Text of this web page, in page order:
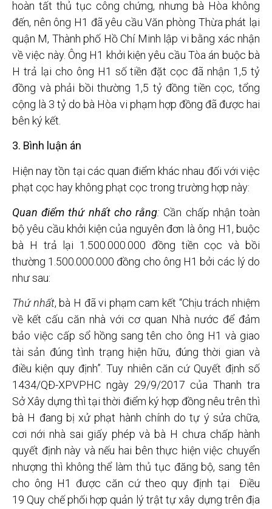
hoàn tất thủ tục công chứng, nhưng bà Hòa không
đến, nên ông H1 đã yêu cầu Văn phòng Thừa phát lại
quận M, Thành phố Hồ Chí Minh lập vi bằng xác nhận
về việc này. Ông H1 khởi kiện yêu cầu Tòa án buộc bà
H trả lại cho ông H1 số tiền đặt cọc đã nhận 1,5 tỷ
đồng và phải bồi thường 1,5 tỷ đồng tiền cọc, tổng
cộng là 3 tỷ do bà Hòa vi phạm hợp đồng đã được hai
bên ký kết.
3. Bình luận án
Hiện nay tồn tại các quan điểm khác nhau đối với việc
phạt cọc hay không phạt cọc trong trường hợp này:
Quan điểm thứ nhất cho rằng:Cần chấp nhận toàn
bộ yêu cầu khởi kiện của nguyên đơn là ông H1, buộc
bà H trả lại 1.500.000.000 đồng tiền cọc và bồi
thường 1.500.000.000 đồng cho ông H1 bởi các lý do
như sau:
Thứ nhất, bà H đã vi phạm cam kết “Chịu trách nhiệm
về kết cấu căn nhà với cơ quan Nhà nước để đảm
bảo việc cấp sổ hồng sang tên cho ông H1 và giao
tài sản đúng tình trạng hiện hữu, đúng thời gian và
điều kiện quy định”. Tuy nhiên căn cứ Quyết định số
1434/QĐ-XPVPHC ngày 29/9/2017 của Thanh tra
Sở Xây dựng thì tại thời điểm ký hợp đồng nêu trên thì
bà H đang bị xử phạt hành chính do tự ý sửa chữa,
cơi nới nhà sai giấy phép và bà H chưa chấp hành
quyết định này và nếu hai bên thực hiện việc chuyển
nhượng thì không thể làm thủ tục đăng bộ, sang tên
cho ông H1 được căn cứ theo quy định tại Điều
19Quy chếphối hợp quản lý trật tự xây dựng trên địa